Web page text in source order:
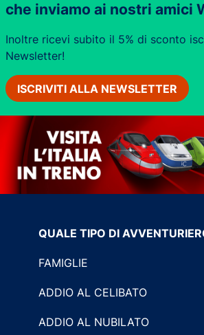
che inviamo ai nostri amici
Inoltre ricevi subito il 5% di sconto
Newsletter!
ISCRIVITI ALLA NEWSLETTER
QUALE TIPO DI
FAMIGLIE
ADDIO AL CELIBATO
ADDIO AL NUBILATO